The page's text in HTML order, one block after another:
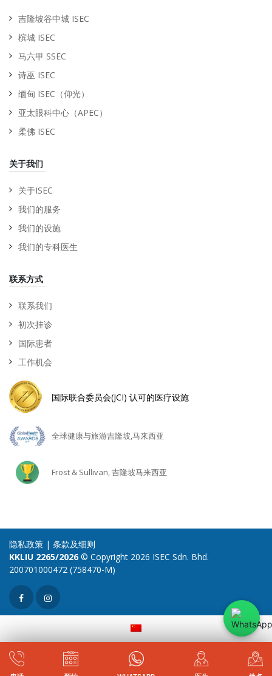
吉隆坡谷中城 ISEC
槟城 ISEC
马六甲 SSEC
诗巫 ISEC
缅甸 ISEC（仰光）
亚太眼科中心（APEC）
柔佛 ISEC
关于我们
关于ISEC
我们的服务
我们的设施
我们的专科医生
联系方式
联系我们
初次挂诊
国际患者
工作机会
国际联合委员会(JCI) 认可的医疗设施
全球健康与旅游吉隆坡,马来西亚
Frost & Sullivan, 吉隆坡马来西亚
隐私政策 | 条款及细则
KKLIU 2265/2026© Copyright 2026 ISEC Sdn. Bhd.
200701000472 (758470-M)